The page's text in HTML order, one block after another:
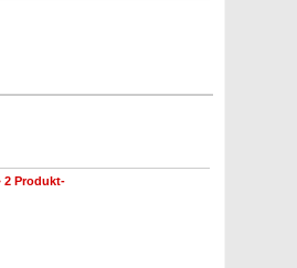
2 Produkt-